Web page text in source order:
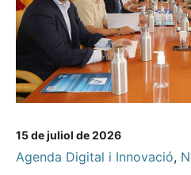
15 de juliol de 2026
Agenda Digital i Innovació,